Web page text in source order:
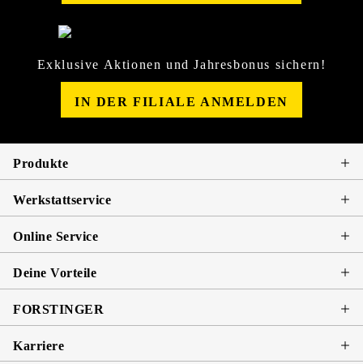
Exklusive Aktionen und Jahresbonus sichern!
IN DER FILIALE ANMELDEN
Produkte
Werkstattservice
Online Service
Deine Vorteile
FORSTINGER
Karriere